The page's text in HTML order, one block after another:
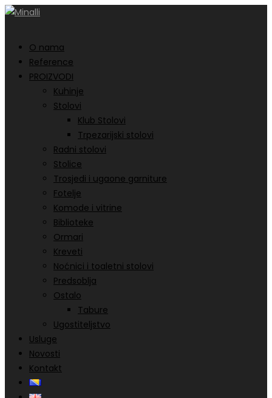
O nama
Reference
PROIZVODI
Kuhinje
Stolovi
Klub Stolovi
Trpezarijski stolovi
Radni stolovi
Stolice
Trosjedi i ugaone garniture
Fotelje
Komode i vitrine
Biblioteke
Ormari
Kreveti
Noćnici i toaletni stolovi
Predsoblja
Ostalo
Tabure
Ugostiteljstvo
Usluge
Novosti
Kontakt